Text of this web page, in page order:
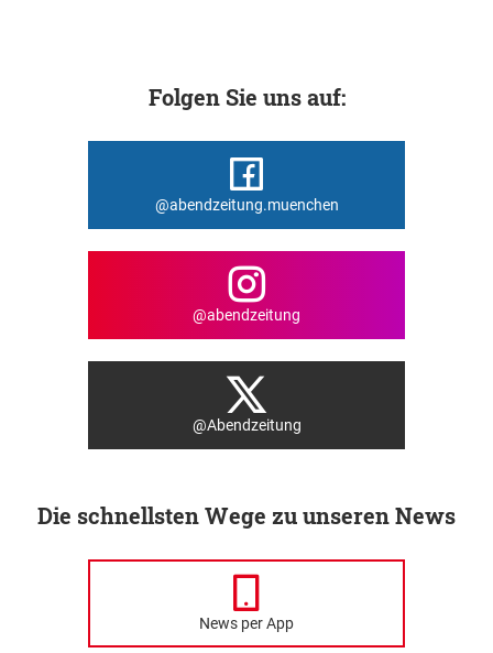
Folgen Sie uns auf:
@abendzeitung.muenchen
@abendzeitung
@Abendzeitung
Die schnellsten Wege zu unseren News
News per App